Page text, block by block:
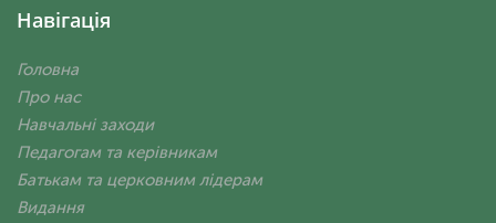
Навігація
Головна
Про нас
Навчальні заходи
Педагогам та керівникам
Батькам та церковним лідерам
Видання